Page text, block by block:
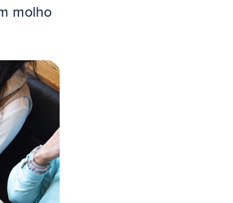
molho